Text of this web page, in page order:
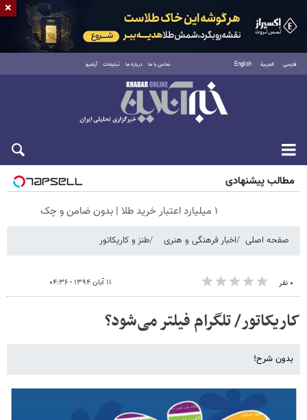
فارسی العربية English تماس با ما درباره ما تبلیغات آرشیو
شنبه ۱۷ مرداد ۱۴۰۵
مطالب پیشنهادی
۱ میلیارد اعتبار خرید طلا | بدون ضامن و چک
صفحه اصلی اخبار فرهنگی و هنری طنز و کاریکاتور
۰ نفر ۱۱ آبان ۱۳۹۴ - ۰۴:۳۶
کاریکاتور/ تلگرام فیلتر می‌شود؟
بدون شرح!
×